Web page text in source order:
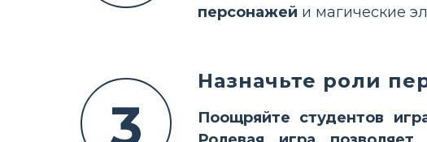
персонажей и магические
3
Назначьте роли
Поощряйте студентов